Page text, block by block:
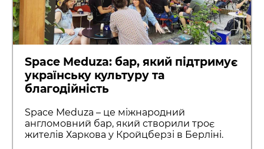
Space Meduza: бар, який підтримує
українську культуру та
благодійність
Space Meduza – це міжнародний
англомовний бар, який створили троє
жителів Харкова у Кройцберзі в Берліні.